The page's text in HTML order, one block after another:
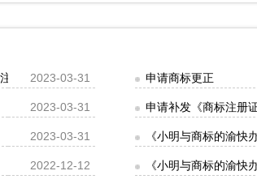
销 2023-03-31 申请商标更正
2023-03-31 申请补发《商标注册证
2023-03-31 《小明与商标的渝快
2022-12-12 《小明与商标的渝快